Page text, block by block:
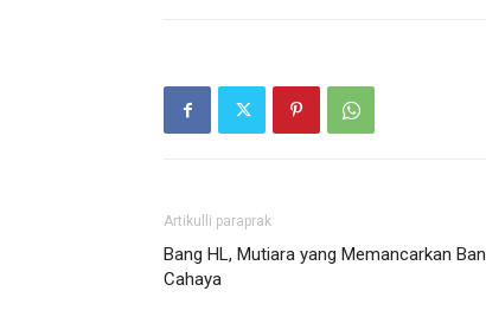
Artikulli paraprak
Bang HL, Mutiara yang Memancarkan
Cahaya